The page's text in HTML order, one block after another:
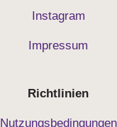
Instagram
Impressum
Richtlinien
Nutzungsbedingungen